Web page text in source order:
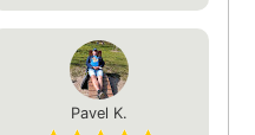
Pavel K.